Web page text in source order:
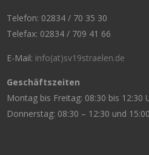
Telefon: 02834 / 70 35 30
Telefax: 02834 / 709 41 66
E-Mail: info(at)sv19straelen.de
Geschäftszeiten
Montag bis Freitag: 08:30 bis 12:30
Donnerstag: 08:30 – 12:30 und